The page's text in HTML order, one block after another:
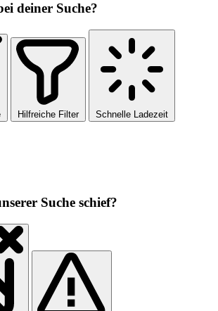
deiner Suche?
Hilfreiche Filter Schnelle Ladezeit
Suche schief?